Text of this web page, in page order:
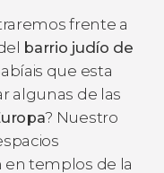
frente a
barrio judío de
que esta
algunas de las
? Nuestro
en templos de la